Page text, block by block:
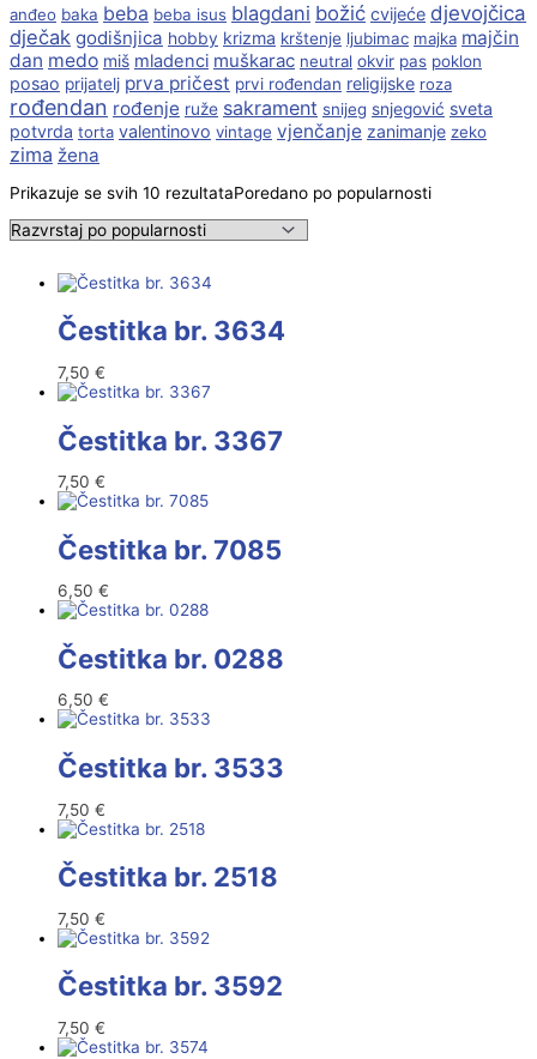
anđeo baka beba beba isus blagdani božić cvijeće djevojčica
dječak godišnjica hobby krizma krštenje ljubimac majka majčin
dan medo miš mladenci muškarac neutral okvir pas poklon
posao prijatelj prva pričest prvi rođendan religijske roza
rođendan rođenje ruže sakrament snijeg snjegović sveta
potvrda torta valentinovo vintage vjenčanje zanimanje zeko
zima žena
Prikazuje se svih 10 rezultataPoredano po popularnosti
Čestitka br. 3634
7,50 €
Čestitka br. 3367
7,50 €
Čestitka br. 7085
6,50 €
Čestitka br. 0288
6,50 €
Čestitka br. 3533
7,50 €
Čestitka br. 2518
7,50 €
Čestitka br. 3592
7,50 €